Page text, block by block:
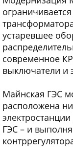
устаревшее
современное
выключатели и
Майнская ГЭС
расположена
ГЭС – и